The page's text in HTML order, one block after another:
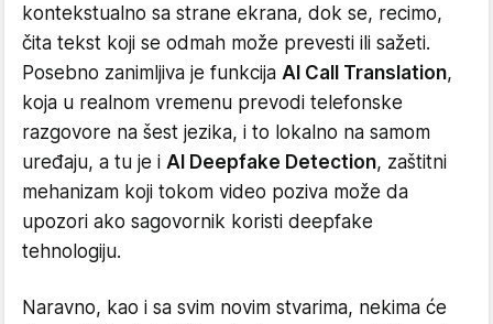
kontekstualno sa strane ekrana, dok se, recimo,
čita tekst koji se odmah može prevesti ili sažeti.
Posebno zanimljiva je funkcija AI Call Translation,
koja u realnom vremenu prevodi telefonske
razgovore na šest jezika, i to lokalno na samom
uređaju, a tu je i AI Deepfake Detection, zaštitni
mehanizam koji tokom video poziva može da
upozori ako sagovornik koristi deepfake
tehnologiju.
Naravno, kao i sa svim novim stvarima, nekima će